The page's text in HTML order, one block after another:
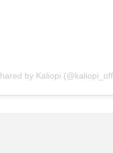
by Kaliopi